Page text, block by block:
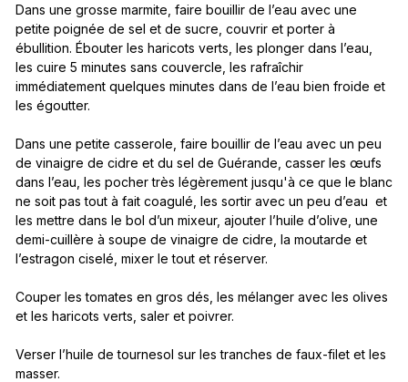
Dans une grosse marmite, faire bouillir de l’eau avec une
petite poignée de sel et de sucre, couvrir et porter à
ébullition. Ébouter les haricots verts, les plonger dans l’eau,
les cuire 5 minutes sans couvercle, les rafraîchir
immédiatement quelques minutes dans de l’eau bien froide et
les égoutter.
Dans une petite casserole, faire bouillir de l’eau avec un peu
de vinaigre de cidre et du sel de Guérande, casser les œufs
dans l’eau, les pocher très légèrement jusqu'à ce que le blanc
ne soit pas tout à fait coagulé, les sortir avec un peu d’eau et
les mettre dans le bol d’un mixeur, ajouter l’huile d’olive, une
demi-cuillère à soupe de vinaigre de cidre, la moutarde et
l’estragon ciselé, mixer le tout et réserver.
Couper les tomates en gros dés, les mélanger avec les olives
et les haricots verts, saler et poivrer.
Verser l’huile de tournesol sur les tranches de faux-filet et les
masser.